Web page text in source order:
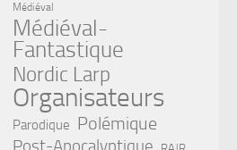
Médiéval
Médiéval-
Fantastique
Nordic Larp
Organisateurs
Parodique Polémique